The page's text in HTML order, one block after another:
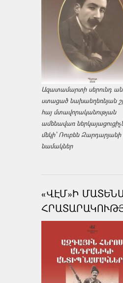
Ազատամարտի սերունդ
ստացած նախաեղեռնյան
հայ մտավորականության
ամենավառ
մեկի՝ Ռուբեն
նամակներ
«ՎԷՄ»Ի